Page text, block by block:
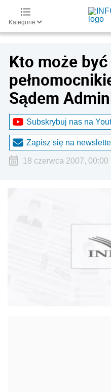
Kategorie
Kto może być
Sądem
Subskrybuj nas na
Zapisz się na
18 czerwca 2007, 00:00